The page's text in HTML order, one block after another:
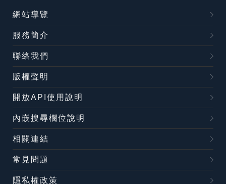
網站導覽
服務簡介
聯絡我們
版權聲明
開放API使用說明
內嵌搜尋欄位說明
相關連結
常見問題
隱私權政策